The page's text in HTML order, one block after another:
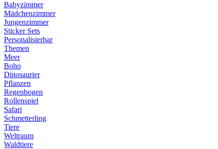
Babyzimmer
Mädchenzimmer
Jungenzimmer
Sticker Sets
Personalisierbar
Themen
Meer
Boho
Dinosaurier
Pflanzen
Regenbogen
Rollenspiel
Safari
Schmetterling
Tiere
Weltraum
Waldtiere